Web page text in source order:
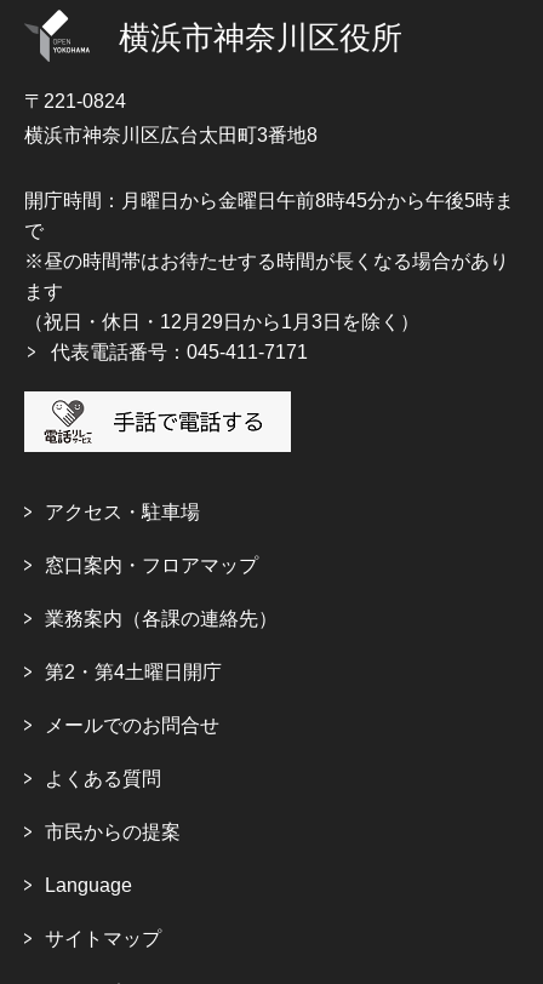
横浜市神奈川区役所
〒221-0824
横浜市神奈川区広台太田町3番地8
開庁時間：月曜日から金曜日午前8時45分から午後5時ま
で
※昼の時間帯はお待たせする時間が長くなる場合があり
ます
（祝日・休日・12月29日から1月3日を除く）
代表電話番号：045-411-7171
アクセス・駐車場
窓口案内・フロアマップ
業務案内（各課の連絡先）
第2・第4土曜日開庁
メールでのお問合せ
よくある質問
市民からの提案
Language
サイトマップ